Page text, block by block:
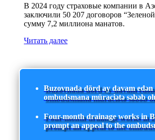
В 2024 году страховые компании в
заключили 50 207 договоров
сумму 7,2 миллиона манатов.
Читать далее
Buzovnada dörd ay davam
ombudsmana müraciətə səbəb
Four-month drainage works in
prompt an appeal to the